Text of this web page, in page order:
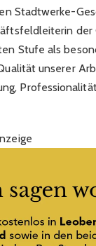
Stadtwerke-
Stufe als
unserer